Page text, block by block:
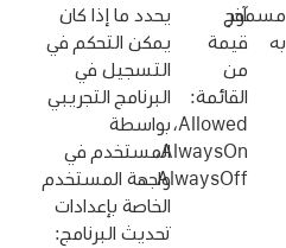
مسموح
به
آخر
قيمة
من
القائمة:
‏Allowed،‏
AlwaysOn‏،
AlwaysOff
يحدد ما إذا كان
يمكن التحكم في
التسجيل في
البرنامج التجريبي
بواسطة
المستخدم في
واجهة المستخدم
الخاصة بإعدادات
تحديث البرنامج: